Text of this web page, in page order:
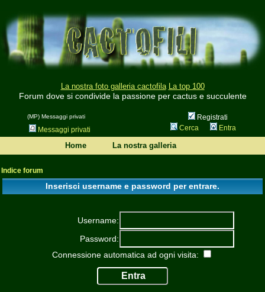
La nostra foto galleria cactofila La top 100
Forum dove si condivide la passione per cactus e succulente
(MP) Messaggi privati
Registrati
Messaggi privati
Cerca Entra
Home La nostra galleria
Indice forum
Inserisci username e password per entrare.
Username:
Password:
Connessione automatica ad ogni visita: